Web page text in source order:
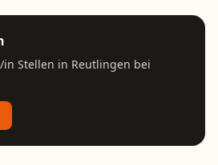
in Stellen in Reutlingen bei